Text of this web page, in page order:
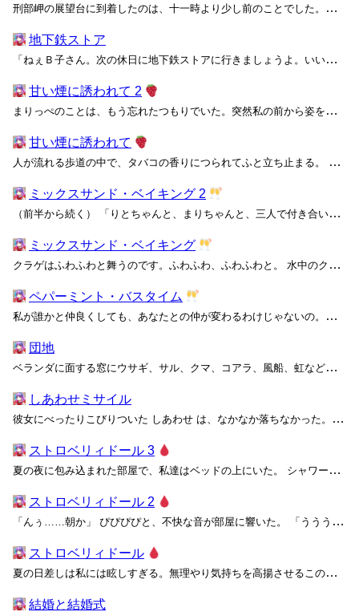
刑部岬の展望台に到着したのは、十一時より少し前のことでした。車を降りると春みたいな夏みたいな曖昧な太陽と、冬みたいな春みたいな冷たい風が我々を出迎えます。大きなジープでくねくねの急勾配を進んだ先に広がるこの数キロメートルの断崖絶壁は、かつて「東洋のドーバー」と呼ばれていたようです...
地下鉄ストア
「ねぇＢ子さん。次の休日に地下鉄ストアに行きましょうよ。いいでしょう？」 「お姉さま。帰ってきたらまずシャワーを浴びてくださいって、私いつも言っています」 昼休みに聞いた「地下鉄ストア」の話は、本当だったらしい。軽薄な噂話に興味のない先輩が、冬の香りと汗の匂いをまとったままこ...
甘い煙に誘われて 2
まりっぺのことは、もう忘れたつもりでいた。突然私の前から姿を消した彼女のことを、いつまでも追い続けるわけにはいかなかったから。 あのとき、まりっぺはどうして私にさよならを言わなかったんだろう。私のことを嫌いになったんだろうか。 まりっぺは、最後に私をＣと呼んでくれた。私が赤沢...
甘い煙に誘われて
人が流れる歩道の中で、タバコの香りにつられてふと立ち止まる。 街を歩いていると、ときどきこんな風に甘い匂いが鼻をくすぐることがあった。甘く煙たいストロベリーの香り。普通に歩いていたら見過ごしてしまうような、そうでなくても数歩のうちに意識の外へ追いやられるような、かすかな心地よさ...
ミックスサンド・ベイキング 2
（前半から続く） 「りとちゃんと、まりちゃんと、三人で付き合いたいの」 確かに、ＰＡＲＫは三人揃ってこそ今までやってこれた。だから、私たちの危機は、私自身の危機でもある。当たり前だけど、それってすごく厄介なことよ。 「だからね、まりちゃん、りとちゃん。私は三人で、私たちで、...
ミックスサンド・ベイキング
クラゲはふわふわと舞うのです。ふわふわ、ふわふわと。 水中のクラゲはそう大きな声で鳴かないそうですから、やはり私は水槽を前にしてもクラゲの鳴き声に気付けなかったのです。あるいは、水槽のクラゲはもうずっと前から弱っていたのかもしれません。 クラゲは原宿でも、ふわふわと飛ぶのでし...
ペパーミント・バスタイム
私が誰かと仲良くしても、あなたとの仲が変わるわけじゃないの。あなたが彼女と仲良くしても、私との仲は変わらずにいてほしいな。私たちを包む幸せは、独占したり所有したりできないものだから。欲張って手のひらで掬い取ろうとしても、溢れて全部こぼれてしまう。 どうすれば、三人で生きていける...
団地
ベランダに面する窓にウサギ、サル、クマ、コアラ、風船、虹などのかわいいイラストが貼り付けられたレンガ調タイルの住宅 「ねぇ、ナナロク。そろそろ、子供作らない？」 「またその話？」 「センターがうるさいんだってば、ずっと」 私が76784291739271号に子供をせがむの...
しあわせミサイル
彼女にべったりこびりついた しあわせ は、なかなか落ちなかった。思い出してみると、私たちのエリアは特にＨＰＳが良かったし、どうしようもない副作用なのだろう。 「お姉ちゃん、花火綺麗だね！」 ポップな絵柄の手持ち花火が、長い火花を出してよく光る。妹はその真っ赤...
ストロベリィドール 3
夏の夜に包み込まれた部屋で、私達はベッドの上にいた。 シャワーを浴びているうちに長くなると思っていた雨はもう止んでいたらしく、辺りはすっかり静まっている。陽が沈んだ後はエアコンの動きも弱くなって、隣の部屋も静寂を保っていることだろう。 向かい合ってベッドにぺたりと座る二人。自...
ストロベリィドール 2
「んぅ……朝か」 ぴぴぴぴと、不快な音が部屋に響いた。 「ううううう……」 私は呻きながら何度かスマートフォンをいじくりまわすけれど、とうとうそれが原因ではないことを思い出し、煩わしい音を発する銀の目覚まし時計をぱしりと叩く。 「暑い……べとべとする……」 夏の目覚めは...
ストロベリィドール
夏の日差しは私には眩しすぎる。無理やり気持ちを高揚させるこの陽光は、大事にしなきゃいけないものを全部隠してしまうから。 電車に一時間ほど揺られ、私の目的地を告げるアナウンスを聞く。駅のホームに降り立つと、既に待ち合わせの時間からは幾分過ぎていた。 休日の昼下がりとは言え、この...
結婚と結婚式